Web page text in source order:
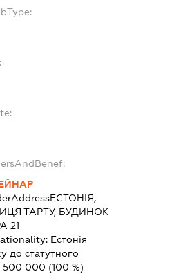
ЕСТОНІЯ,
ТАРТУ, БУДИНОК
21
Естонія
до статутного
500 000 (100 %)